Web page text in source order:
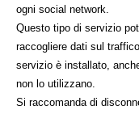
ogni social network.
Questo tipo di servizio
raccogliere dati sul
servizio è installato,
non lo utilizzano.
Si raccomanda di